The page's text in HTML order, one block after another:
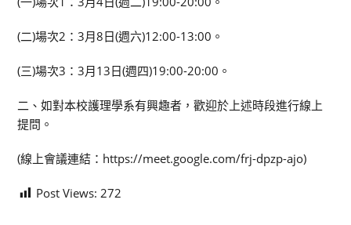
(二)場次2：3月8日(週六)12:00-13:00。
(三)場次3：3月13日(週四)19:00-20:00。
二、如對本校護理學系有興趣者，歡迎於上述時段進行線上
提問。
(線上會議連結：https://meet.google.com/frj-dpzp-ajo)
Post Views: 272